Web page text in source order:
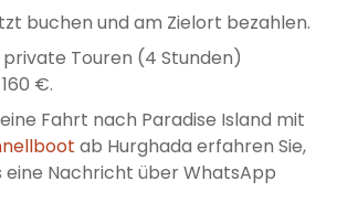
buchen und am Zielort bezahlen.
private Touren (4 Stunden)
€.
Fahrt nach Paradise Island mit
ab Hurghada erfahren Sie,
eine Nachricht über WhatsApp